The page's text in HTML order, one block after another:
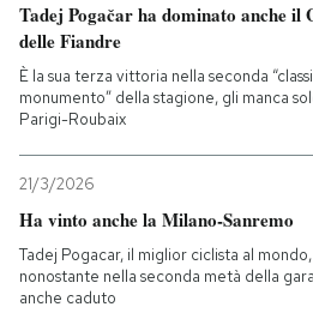
Tadej Pogačar ha dominato anche il
delle Fiandre
È la sua terza vittoria nella seconda
monumento” della stagione, gli manca
Parigi-Roubaix
21/3/2026
Ha vinto anche la Milano-Sanremo
Tadej Pogacar, il miglior ciclista al mondo,
nonostante nella seconda metà della
anche caduto